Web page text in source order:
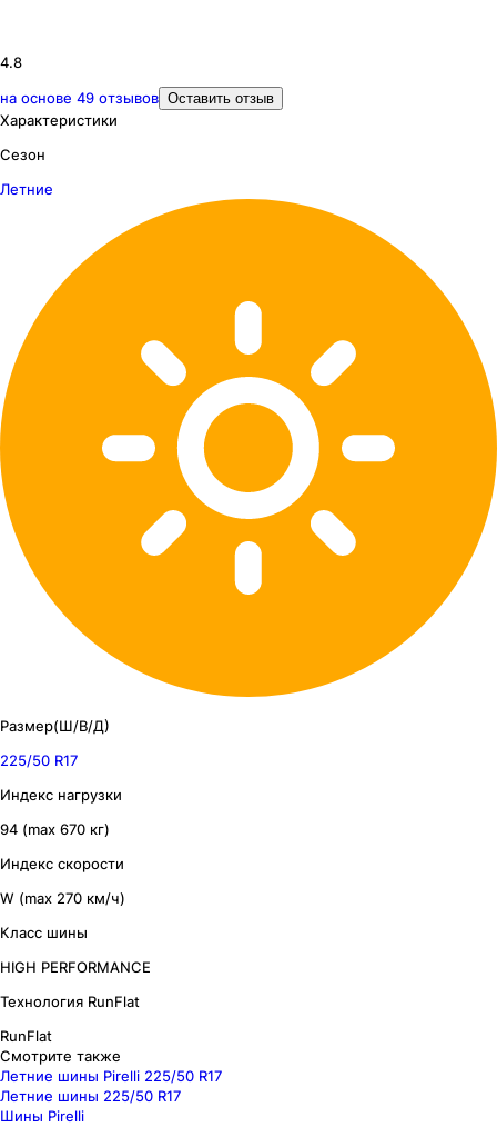
4.8
на основе 49 отзывов Оставить отзыв
Характеристики
Сезон
Летние
Размер(Ш/В/Д)
225/50 R17
Индекс нагрузки
94 (max 670 кг)
Индекс скорости
W (max 270 км/ч)
Класс шины
HIGH PERFORMANCE
Технология RunFlat
RunFlat
Смотрите также
Летние шины Pirelli 225/50 R17
Летние шины 225/50 R17
Шины Pirelli